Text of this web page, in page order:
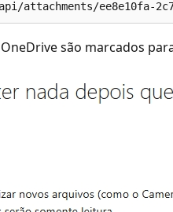
são marcados